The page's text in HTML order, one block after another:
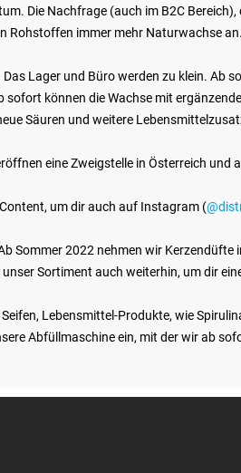
Die Nachfrage (auch im B2C
Rohstoffen immer mehr Naturwachse an.
Lager und Büro werden zu klein.
können die Wachse mit
Säuren und weitere
eine Zweigstelle in Österreich
um dir auch auf Instagram (
Sommer 2022 nehmen wir
Sortiment auch weiterhin, um dir
Lebensmittel-Produkte, wie
Abfüllmaschine ein, mit der wir ab